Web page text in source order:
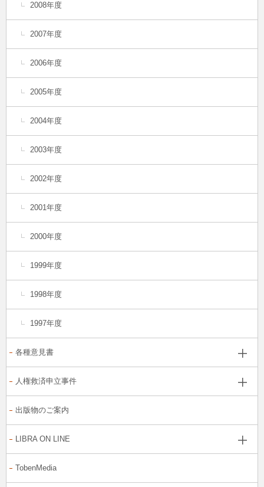
2008年度
2007年度
2006年度
2005年度
2004年度
2003年度
2002年度
2001年度
2000年度
1999年度
1998年度
1997年度
各種意見書
人権救済申立事件
出版物のご案内
LIBRA ON LINE
TobenMedia